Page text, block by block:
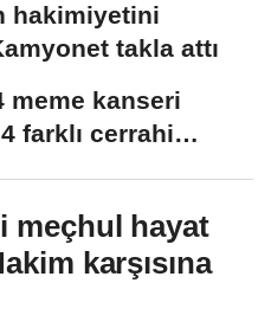
hakimiyetini
takla attı
meme kanseri
farklı cerrahi
meçhul hayat
karşısına